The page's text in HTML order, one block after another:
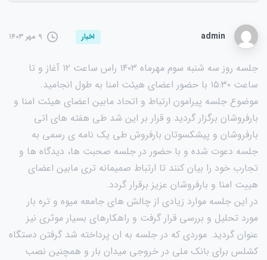
admin اخبار ۹ مهر ۱۴۰۳
جلسه روز سه شنبه سوم مهرماه ۱۴۰۳ راس ساعت ۱۲ آغاز و تا
ساعت ۱۵:۳۰ با حضور اعضای هیئت امنا به طول انجامید.
موضوع جلسه پیرامون ارتباط و اتحاد مابین اعضای هیئت امنا و
بارفروشان برگزار گردید و قرار بر این شد طی هفته های اتی
بارفروشان و پیشکسوتان بارفروش طی یک نامه ی رسمی به
جلسه دعوت شده و با حضور در جلسه صحبت ها، دیدگاه ها و
تجارب خود را بیان کنند تا ارتباط صمیمانه تری مابین اعضای
هییت امنا و بارفروشان عزیز برقرار گردد.
در این جلسه موارد زیادی از چالش های جامعه میوه و تره بار
مورد تحلیل و بررسی قرار گرفت و راهکارهای بسیار موثری نیز
عنوان گردید. موردی که در جلسه به ان پرداخته شد گرفتن دستگاه
کشلس برای بانک ملی در خروجی میدان بار و همچنین نصب